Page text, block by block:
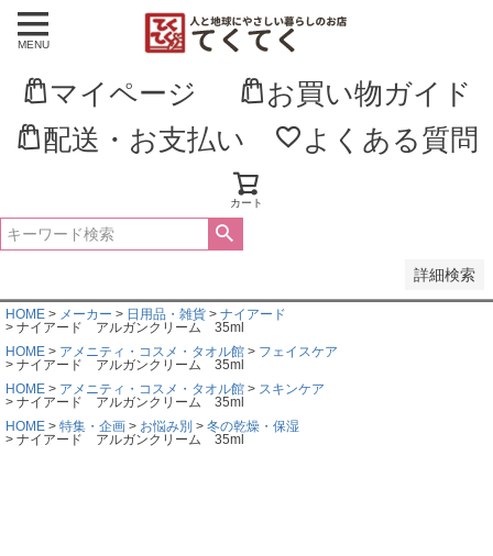
MENU
マイページ
お買い物ガイド
配送・お支払い
よくある質問
カート
詳細検索
新着順
登録順
価格が高い順
優先度順
HOME メーカー 日用品・雑貨
ナイアード
ナイアード アルガンクリーム 35ml
HOME
アメニティ・コスメ・タオル館
フェイスケア
ナイアード アルガンクリーム 35ml
HOME
アメニティ・コスメ・タオル館
スキンケア
ナイアード アルガンクリーム 35ml
HOME
特集・企画 お悩み別
冬の乾燥・保湿
ナイアード アルガンクリーム 35ml